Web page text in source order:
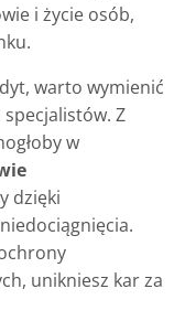
i życie osób,
warto wymienić
Z
w
dzięki
unikniesz kar za